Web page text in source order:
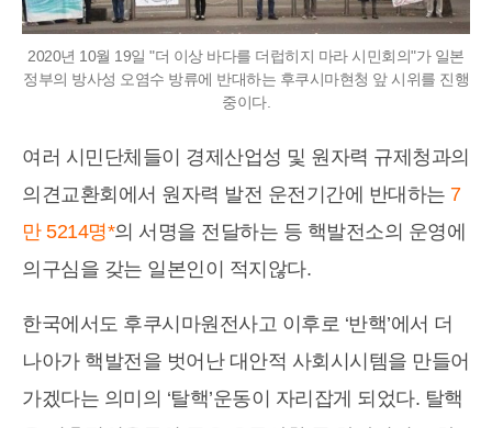
2020년 10월 19일 "더 이상 바다를 더럽히지 마라 시민회의"가 일본
정부의 방사성 오염수 방류에 반대하는 후쿠시마현청 앞 시위를 진행
중이다.
여러 시민단체들이 경제산업성 및 원자력 규제청과의
의견교환회에서 원자력 발전 운전기간에 반대하는 7
만 5214명*의 서명을 전달하는 등 핵발전소의 운영에
의구심을 갖는 일본인이 적지않다.
한국에서도 후쿠시마원전사고 이후로 ‘반핵’에서 더
나아가 핵발전을 벗어난 대안적 사회시시템을 만들어
가겠다는 의미의 ‘탈핵’운동이 자리잡게 되었다. 탈핵